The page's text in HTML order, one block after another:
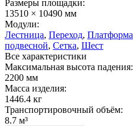
Размеры площадки:
13510 × 10490 мм
Модули:
Лестница, Переход, Платформа
подвесной, Сетка, Шест
Все характеристики
Максимальная высота падения:
2200 мм
Масса изделия:
1446.4 кг
Транспортировочный объём:
8.7 м³